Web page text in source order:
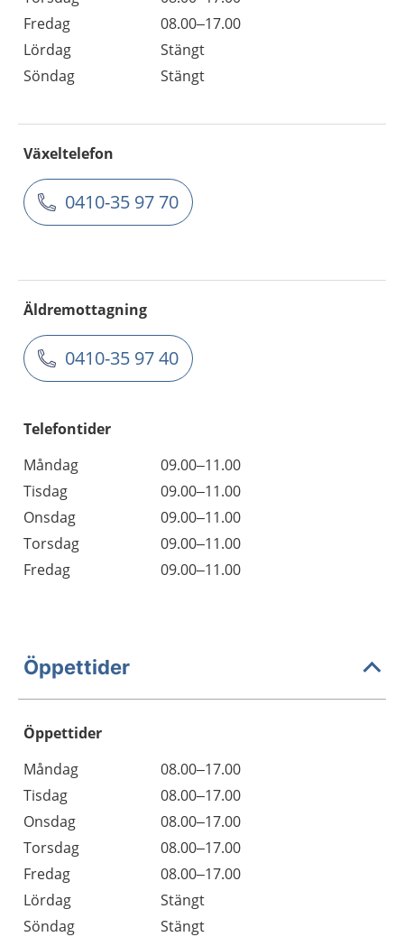
Fredag
08.00–17.00
Lördag
Stängt
Söndag
Stängt
Växeltelefon
0410-35 97 70
Äldremottagning
0410-35 97 40
Telefontider
Måndag
09.00–11.00
Tisdag
09.00–11.00
Onsdag
09.00–11.00
Torsdag
09.00–11.00
Fredag
09.00–11.00
Öppettider
Öppettider
Dag
Öppettider
Kommentarer
Måndag
08.00–17.00
Tisdag
08.00–17.00
Onsdag
08.00–17.00
Torsdag
08.00–17.00
Fredag
08.00–17.00
Lördag
Stängt
Söndag
Stängt